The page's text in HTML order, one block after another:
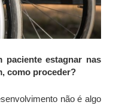
paciente estagnar nas
como proceder?
não é algo